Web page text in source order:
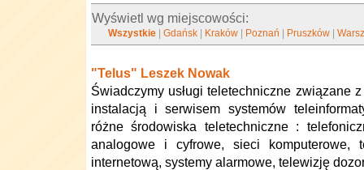
Wyświetl wg miejscowości:
Wszystkie |Gdańsk Kraków Poznań Pruszków |
"Telus" Leszek Nowak
Świadczymy usługi teletechniczne związane
instalacją i serwisem systemów
różne środowiska teletechniczne :
analogowe i cyfrowe, sieci komputerowe,
internetową, systemy alarmowe, telewizję